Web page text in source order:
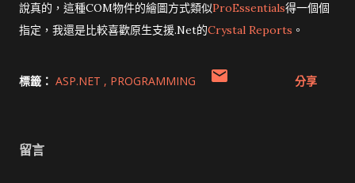
說真的，這種COM物件的繪圖方式類似ProEssentials得一個個
指定，我還是比較喜歡原生支援.Net的Crystal Reports 。
標籤： ASP.NET PROGRAMMING 分享
留言